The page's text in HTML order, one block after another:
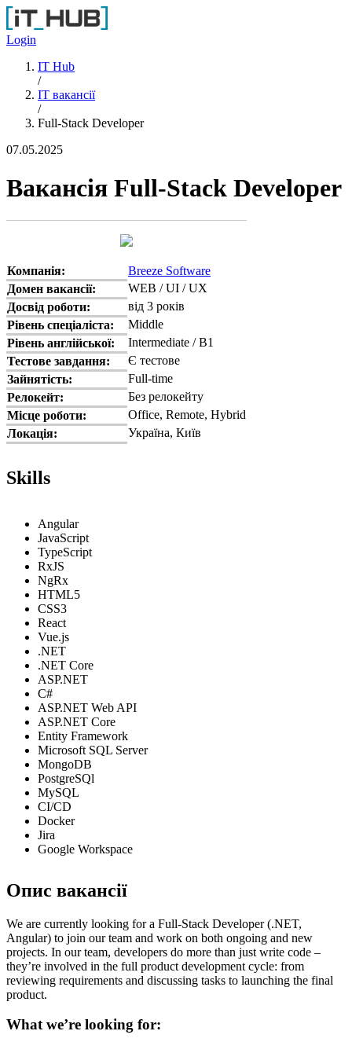
Перейти до основного вмісту
Login
IT Hub
/
IT вакансії
/
Full-Stack Developer
07.05.2025
Вакансія Full-Stack Developer
Компанія:
Breeze Software
Домен вакансії:
WEB / UI / UX
Досвід роботи:
від 3 років
Рівень спеціаліста:
Middle
Рівень англійської:
Intermediate / B1
Тестове завдання:
Є тестове
Зайнятість:
Full-time
Релокейт:
Без релокейту
Місце роботи:
Office, Remote, Hybrid
Локація:
Україна, Київ
Skills
Angular
JavaScript
TypeScript
RxJS
NgRx
HTML5
CSS3
React
Vue.js
.NET
.NET Core
ASP.NET
C#
ASP.NET Web API
ASP.NET Core
Entity Framework
Microsoft SQL Server
MongoDB
PostgreSQl
MySQL
CI/CD
Docker
Jira
Google Workspace
Опис вакансії
We are currently looking for a Full-Stack Developer (.NET,
Angular) to join our team and work on both ongoing and new
projects. In our team, developers do more than just write code –
they’re involved in the full product development cycle: from
reviewing requirements and discussing tasks to launching the final
product.
What we’re looking for: